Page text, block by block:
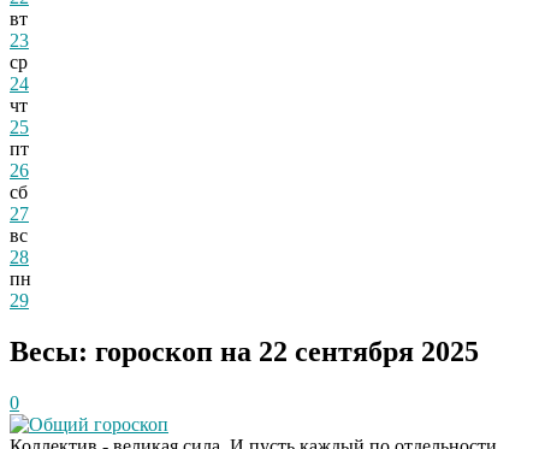
вт
23
ср
24
чт
25
пт
26
сб
27
вс
28
пн
29
Весы: гороскоп на 22 сентября 2025
0
Общий гороскоп